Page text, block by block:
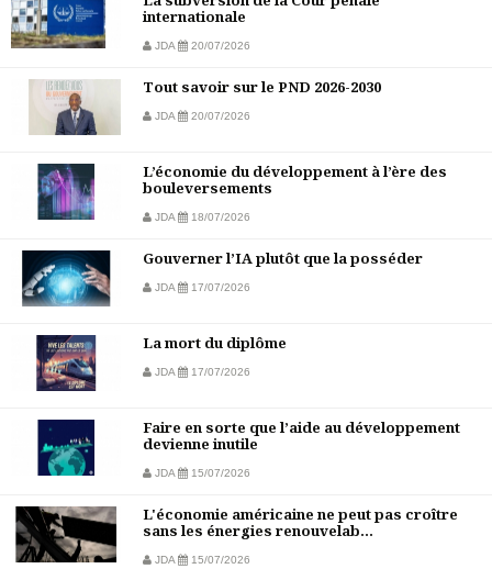
internationale
JDA 20/07/2026
Tout savoir sur le PND 2026-2030
JDA 20/07/2026
L’économie du développement à l’ère des
bouleversements
JDA 18/07/2026
Gouverner l’IA plutôt que la posséder
JDA 17/07/2026
La mort du diplôme
JDA 17/07/2026
Faire en sorte que l’aide au développement
devienne inutile
JDA 15/07/2026
L'économie américaine ne peut pas croître
sans les énergies renouvelab...
JDA 15/07/2026